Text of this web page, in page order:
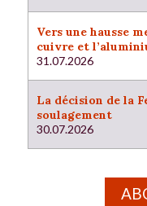
Vers une hausse
cuivre et
31.07.2026
La décision de la
soulagement
30.07.2026